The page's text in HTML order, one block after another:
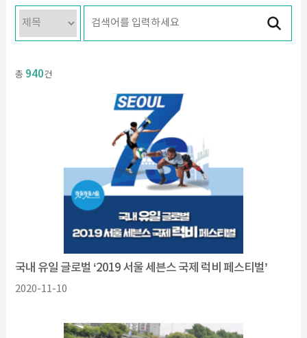
총 940건
국내 유일 글로벌 ‘2019 서울 세븐스 국제 럭비 페스티벌’
2020-11-10